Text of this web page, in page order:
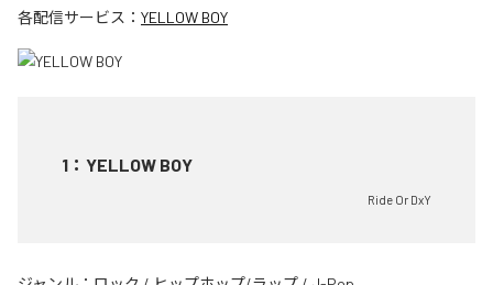
各配信サービス： YELLOW BOY
1 ： YELLOW BOY
Ride Or DxY